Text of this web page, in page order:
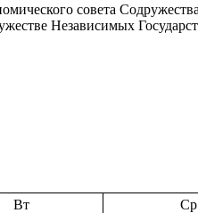
22
сентября
совета
Независимых
Вт Ср